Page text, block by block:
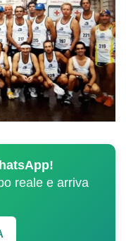
reale e arriva